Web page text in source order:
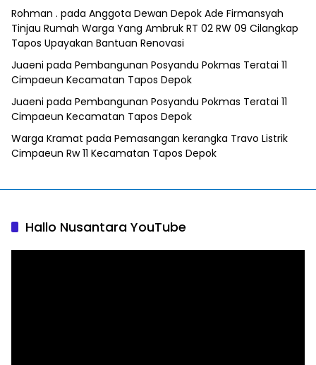
Rohman . pada Anggota Dewan Depok Ade Firmansyah
Tinjau Rumah Warga Yang Ambruk RT 02 RW 09 Cilangkap
Tapos Upayakan Bantuan Renovasi
Juaeni pada Pembangunan Posyandu Pokmas Teratai 11
Cimpaeun Kecamatan Tapos Depok
Juaeni pada Pembangunan Posyandu Pokmas Teratai 11
Cimpaeun Kecamatan Tapos Depok
Warga Kramat pada Pemasangan kerangka Travo Listrik
Cimpaeun Rw 11 Kecamatan Tapos Depok
Hallo Nusantara YouTube